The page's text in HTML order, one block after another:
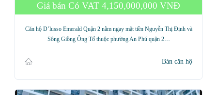
Giá bán Có VAT 4,150,000,000 VNĐ
Căn hộ D’lusso Emerald Quận 2 nằm ngay mặt tiền Nguyễn Thị Định và
Sông Giồng Ông Tố thuộc phường An Phú quận 2…
Bán căn hộ